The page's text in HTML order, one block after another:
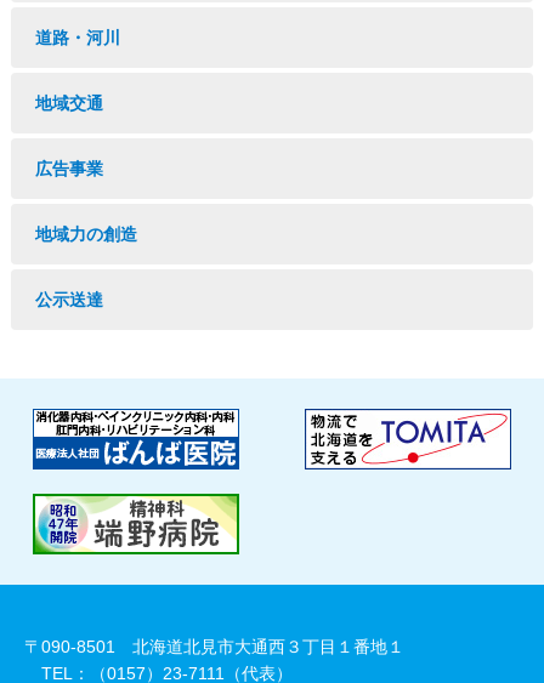
道路・河川
地域交通
広告事業
地域力の創造
公示送達
〒090-8501 北海道北見市大通西３丁目１番地１
TEL：（0157）23-7111（代表）